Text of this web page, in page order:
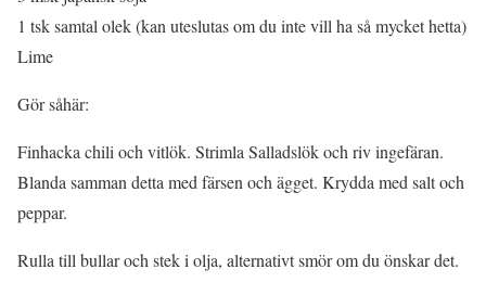
1 tsk samtal olek (kan uteslutas om du inte vill ha så mycket hetta)
Lime
Gör såhär:
Finhacka chili och vitlök. Strimla Salladslök och riv ingefäran.
Blanda samman detta med färsen och ägget. Krydda med salt och
peppar.
Rulla till bullar och stek i olja, alternativt smör om du önskar det.